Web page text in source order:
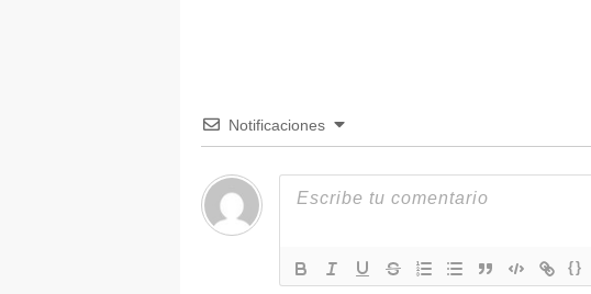
Notificaciones
{}